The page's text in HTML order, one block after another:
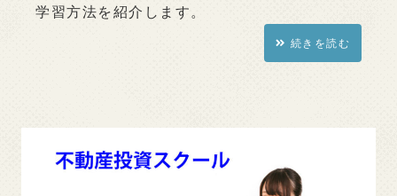
学習方法を紹介します。
続きを読む